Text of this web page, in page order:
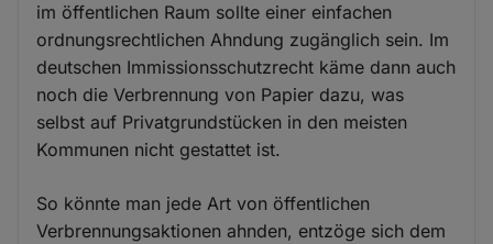
im öffentlichen Raum sollte einer einfachen
ordnungsrechtlichen Ahndung zugänglich sein. Im
deutschen Immissionsschutzrecht käme dann auch
noch die Verbrennung von Papier dazu, was
selbst auf Privatgrundstücken in den meisten
Kommunen nicht gestattet ist.
So könnte man jede Art von öffentlichen
Verbrennungsaktionen ahnden, entzöge sich dem